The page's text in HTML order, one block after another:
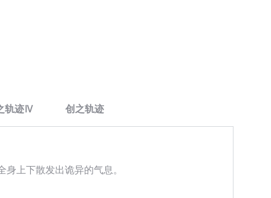
轨迹Ⅳ 创之轨迹
上下散发出诡异的气息。